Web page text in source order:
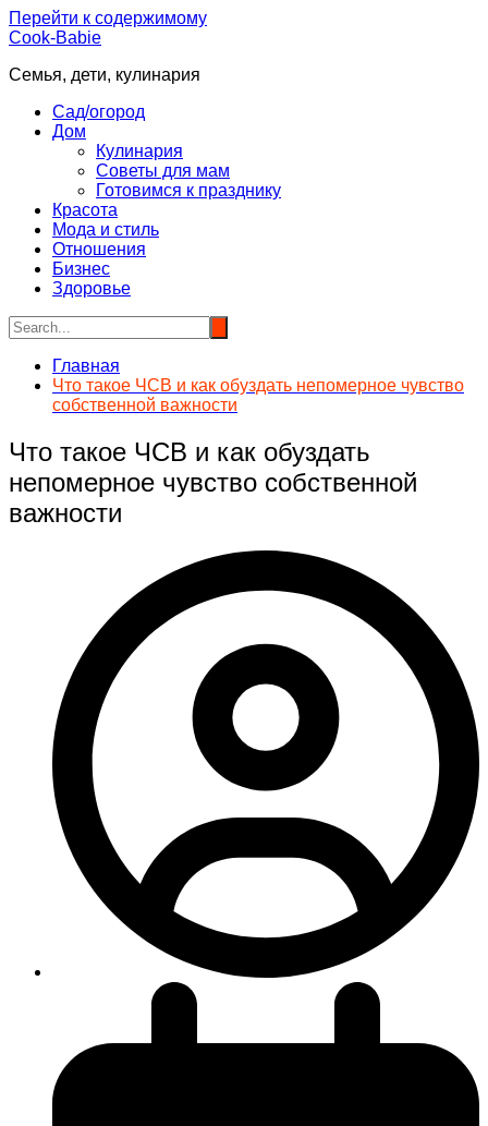
Перейти к содержимому
Cook-Babie
Семья, дети, кулинария
Сад/огород
Дом
Кулинария
Советы для мам
Готовимся к празднику
Красота
Мода и стиль
Отношения
Бизнес
Здоровье
Главная
Что такое ЧСВ и как обуздать непомерное чувство
собственной важности
Что такое ЧСВ и как обуздать
непомерное чувство собственной
важности